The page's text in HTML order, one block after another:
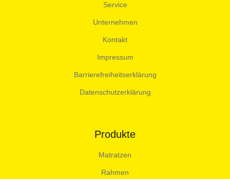
Service
Unternehmen
Kontakt
Impressum
Barrierefreiheitserklärung
Datenschutzerklärung
Produkte
Matratzen
Rahmen